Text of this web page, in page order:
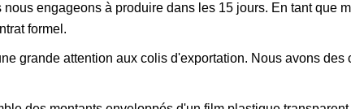
engageons à produire dans les 15 jours. En tant que
formel.
grande attention aux colis d'exportation. Nous avons des